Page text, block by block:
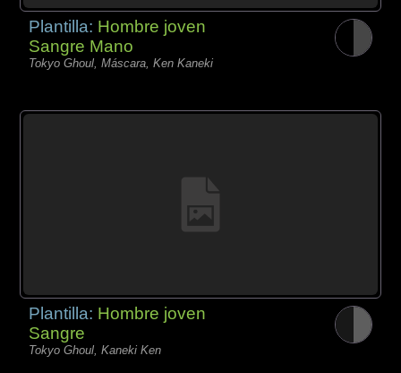
Plantilla: Hombre joven
Sangre Mano
Tokyo Ghoul, Máscara, Ken Kaneki
Plantilla: Hombre joven
Sangre
Tokyo Ghoul, Kaneki Ken